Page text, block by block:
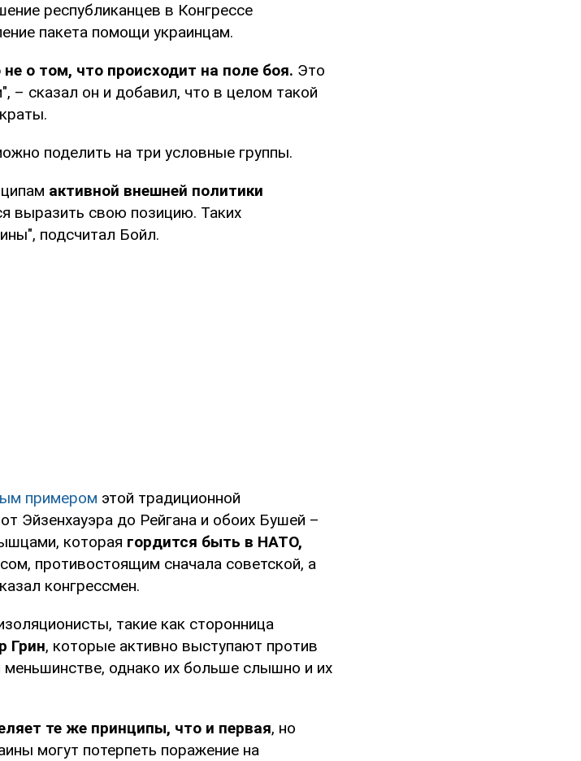
республиканцев в Конгрессе
пакета помощи украинцам.
не о том, что происходит на поле боя. Это
– сказал он и добавил, что в целом такой
поделить на три условные группы.
активной внешней политики
выразить свою позицию. Таких
подсчитал Бойл.
примером этой традиционной
Эйзенхауэра до Рейгана и обоих Бушей –
которая гордится быть в НАТО,
противостоящим сначала советской, а
конгрессмен.
такие как сторонница
Грин, которые активно выступают против
однако их больше слышно и их
те же принципы, что и первая, но
могут потерпеть поражение на